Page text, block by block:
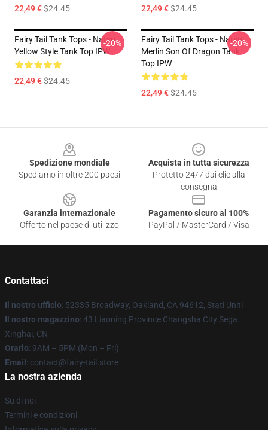
22,49 €$24.45 22,49 €$24.45
Fairy Tail Tank Tops - Natsu
Yellow Style Tank Top IPW
22,49 €$24.45
-20%
Fairy Tail Tank Tops - Natsu
Merlin Son Of Dragon Tank
Top IPW
22,49 €$24.45
-20%
Spedizione mondiale
Spediamo in oltre 200 paesi
Acquista in tutta sicurezza
Protetto 24/7 dai clic alla
consegna
Garanzia internazionale
Offerto nel paese di utilizzo
Pagamento sicuro al 100%
PayPal / MasterCard / Visa
Contattaci
Il nostro ufficio: 52335 Broadway, Oakland, CA 94612, Stati Uniti
Il nostro magazzino: 43 Liaoning Province Changsha City Sega
Xinghai, CN
Orario: 9AM – 5PM (Mon – Fri)
Email : contact@fairy-tail.store
La nostra azienda
Su di noi
Termini e condizioni